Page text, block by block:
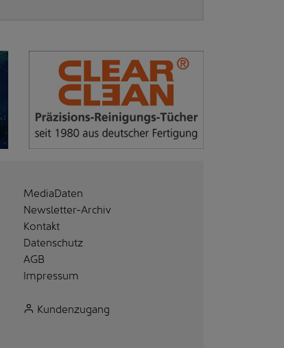
MediaDaten
Newsletter-Archiv
Kontakt
Datenschutz
AGB
Impressum
Kundenzugang